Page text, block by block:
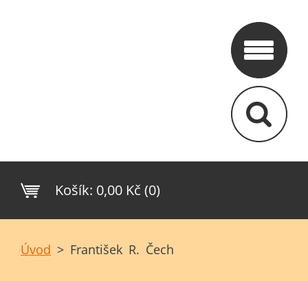
Košík: 0,00 Kč (0)
Úvod > František R. Čech